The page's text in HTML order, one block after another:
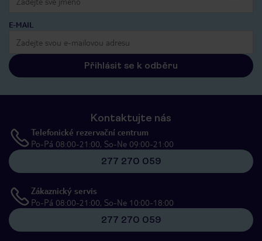
E-MAIL
Přihlásit se k odběru
Kontaktujte nás
Telefonické rezervační centrum
Po-Pá 08:00-21:00, So-Ne 09:00-21:00
277 270 059
Zákaznický servis
Po-Pá 08:00-21:00, So-Ne 10:00-18:00
277 270 059